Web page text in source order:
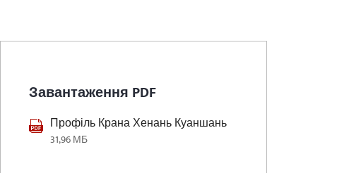
Завантаження PDF
Профіль Крана Хенань Куаншань
31,96 МБ